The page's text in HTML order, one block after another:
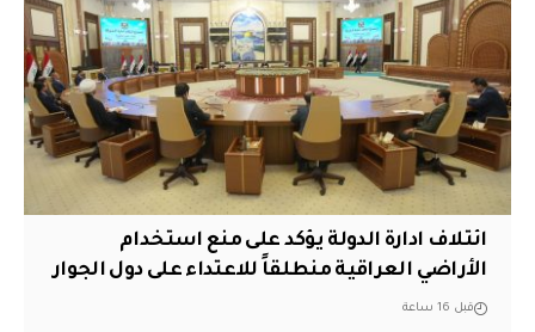
ائتلاف ادارة الدولة يؤكد على منع استخدام
الأراضي العراقية منطلقاً للاعتداء على دول الجوار
قبل 16 ساعة